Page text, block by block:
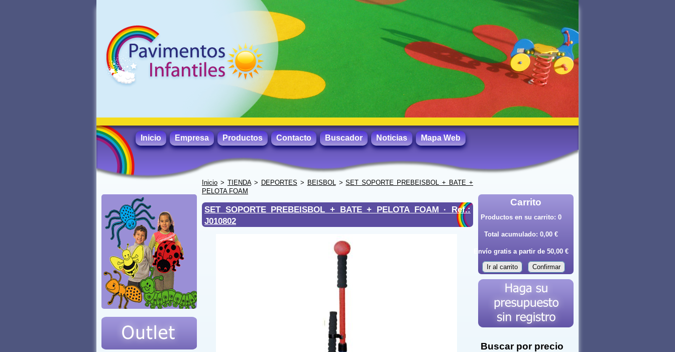
Inicio Empresa Productos Contacto Buscador Noticias Mapa Web
Inicio > TIENDA> DEPORTES > BEISBOL>SET SOPORTE PREBEISBOL + BATE +
PELOTA FOAM
SET SOPORTE PREBEISBOL + BATE + PELOTA FOAM · Ref.:
J010802
Carrito
Productos en su carrito: 0
Total acumulado: 0,00 €
Envío gratis a partir de 50,00 €
Ir al carrito Confirmar
Buscar por precio